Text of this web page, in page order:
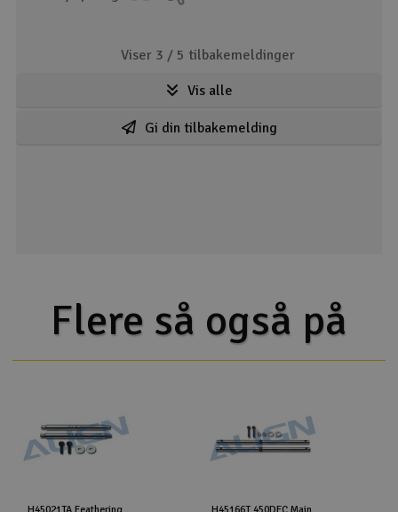
Viser 3 / 5 tilbakemeldinger
Vis alle
Gi din tilbakemelding
Flere så også på